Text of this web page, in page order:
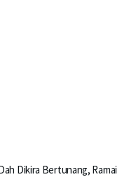
Dikira Bertunang, Ramai